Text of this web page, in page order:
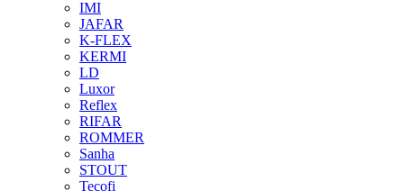
IMI
JAFAR
K-FLEX
KERMI
LD
Luxor
Reflex
RIFAR
ROMMER
Sanha
STOUT
Tecofi